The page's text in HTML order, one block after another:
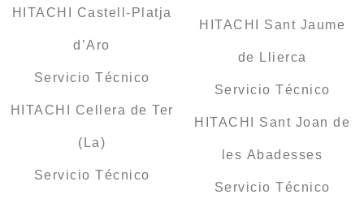
HITACHI Castell-Platja
d’Aro
Servicio Técnico
HITACHI Cellera de Ter
(La)
Servicio Técnico
HITACHI Sant Jaume
de Llierca
Servicio Técnico
HITACHI Sant Joan de
les Abadesses
Servicio Técnico